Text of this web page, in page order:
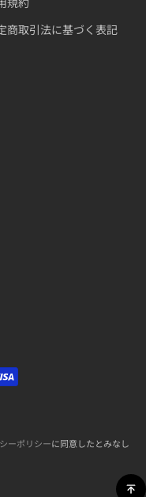
商取引法に基づく表記
ーポリシーに同意したとみなし